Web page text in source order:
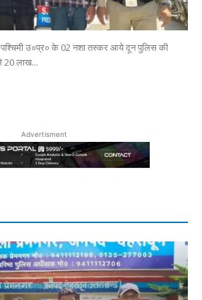
उ०प्र० के 02 नशा तस्कर आये दून पुलिस की
20 लाख...
Advertisment